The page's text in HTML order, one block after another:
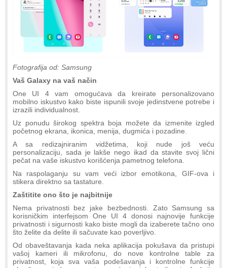
Fotografija od: Samsung
Vaš Galaxy na vaš način
One UI 4 vam omogućava da kreirate personalizovano
mobilno iskustvo kako biste ispunili svoje jedinstvene potrebe i
izrazili individualnost.
Uz ponudu širokog spektra boja možete da izmenite izgled
početnog ekrana, ikonica, menija, dugmića i pozadine.
A sa redizajniranim vidžetima, koji nude još veću
personalizaciju, sada je lakše nego ikad da stavite svoj lični
pečat na vaše iskustvo korišćenja pametnog telefona.
Na raspolaganju su vam veći izbor emotikona, GIF-ova i
stikera direktno sa tastature.
Zaštitite ono što je najbitnije
Nema privatnosti bez jake bezbednosti. Zato Samsung sa
korisničkim interfejsom One UI 4 donosi najnovije funkcije
privatnosti i sigurnosti kako biste mogli da izaberete tačno ono
što želite da delite ili sačuvate kao poverljivo.
Od obaveštavanja kada neka aplikacija pokušava da pristupi
vašoj kameri ili mikrofonu, do nove kontrolne table za
privatnost, koja sva vaša podešavanja i kontrolne funkcije